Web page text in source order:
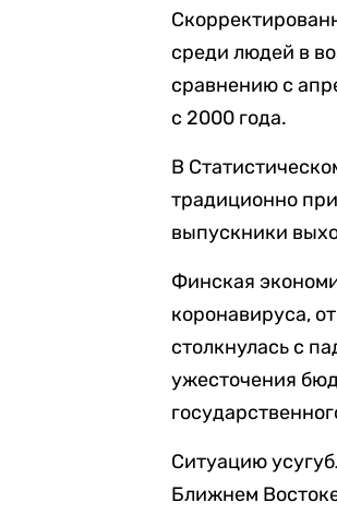
среди людей в
сравнению с
с 2000 года.
В
традиционно
выпускники
Финская
коронавируса,
столкнулась с
ужесточения
Ситуацию
Ближнем